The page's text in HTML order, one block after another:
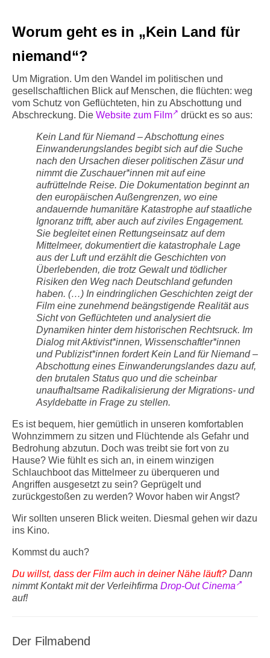
Worum geht es in „Kein Land für
niemand“?
Um Migration. Um den Wandel im politischen und
gesellschaftlichen Blick auf Menschen, die flüchten: weg
vom Schutz von Geflüchteten, hin zu Abschottung und
Abschreckung. Die Website zum Film drückt es so aus:
Kein Land für Niemand – Abschottung eines
Einwanderungslandes begibt sich auf die Suche
nach den Ursachen dieser politischen Zäsur und
nimmt die Zuschauer*innen mit auf eine
aufrüttelnde Reise. Die Dokumentation beginnt an
den europäischen Außengrenzen, wo eine
andauernde humanitäre Katastrophe auf staatliche
Ignoranz trifft, aber auch auf ziviles Engagement.
Sie begleitet einen Rettungseinsatz auf dem
Mittelmeer, dokumentiert die katastrophale Lage
aus der Luft und erzählt die Geschichten von
Überlebenden, die trotz Gewalt und tödlicher
Risiken den Weg nach Deutschland gefunden
haben. (…) In eindringlichen Geschichten zeigt der
Film eine zunehmend beängstigende Realität aus
Sicht von Geflüchteten und analysiert die
Dynamiken hinter dem historischen Rechtsruck. Im
Dialog mit Aktivist*innen, Wissenschaftler*innen
und Publizist*innen fordert Kein Land für Niemand –
Abschottung eines Einwanderungslandes dazu auf,
den brutalen Status quo und die scheinbar
unaufhaltsame Radikalisierung der Migrations- und
Asyldebatte in Frage zu stellen.
Es ist bequem, hier gemütlich in unseren komfortablen
Wohnzimmern zu sitzen und Flüchtende als Gefahr und
Bedrohung abzutun. Doch was treibt sie fort von zu
Hause? Wie fühlt es sich an, in einem winzigen
Schlauchboot das Mittelmeer zu überqueren und
Angriffen ausgesetzt zu sein? Geprügelt und
zurückgestoßen zu werden? Wovor haben wir Angst?
Wir sollten unseren Blick weiten. Diesmal gehen wir dazu
ins Kino.
Kommst du auch?
Du willst, dass der Film auch in deiner Nähe läuft? Dann
nimmt Kontakt mit der Verleihfirma Drop-Out Cinema
auf!
Der Filmabend